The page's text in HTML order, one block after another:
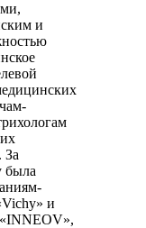
и
За
была
и